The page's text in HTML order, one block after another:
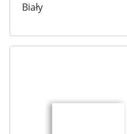
Biały